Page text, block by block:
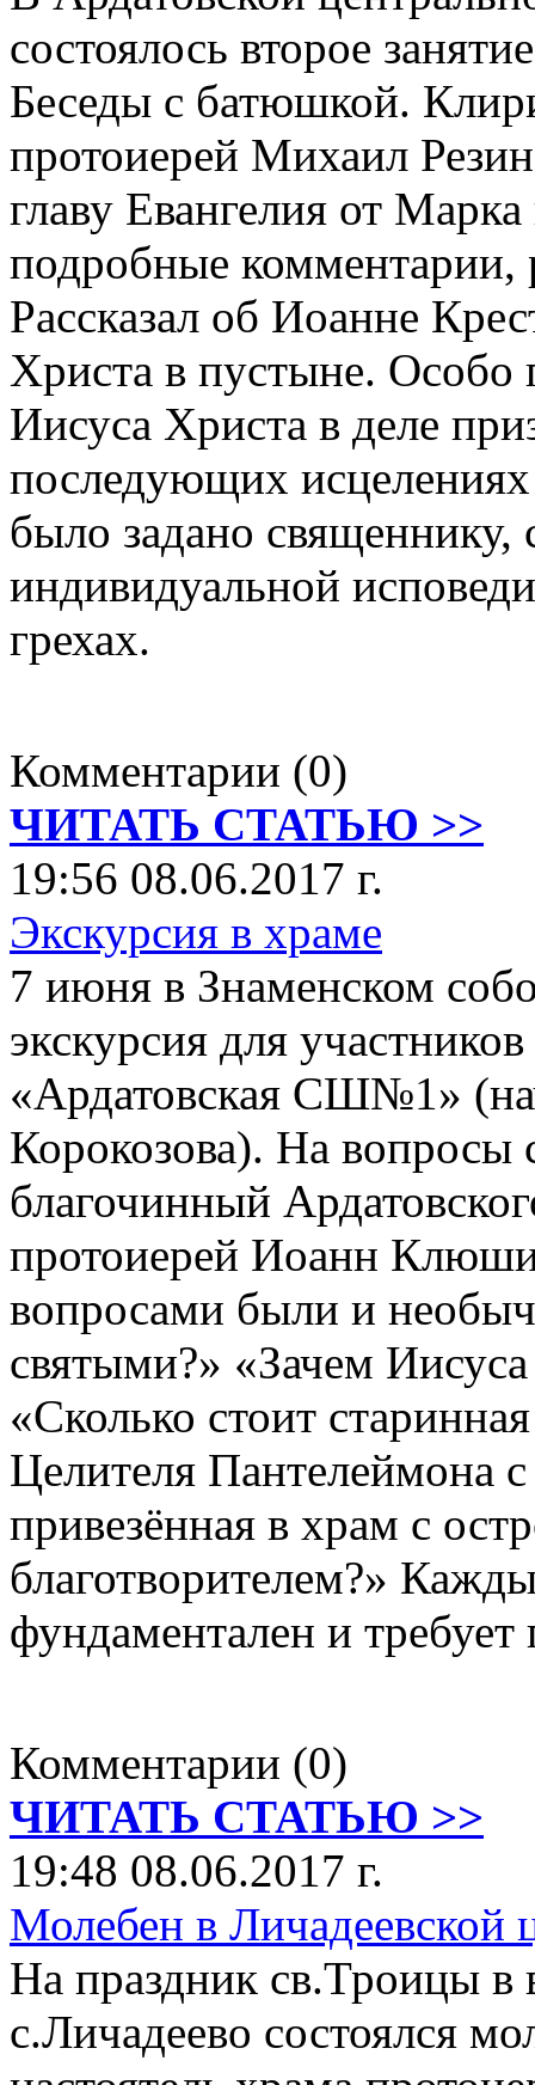
состоялось второе
Беседы с батюшкой.
протоиерей Михаил
главу Евангелия от
подробные комментарии,
Рассказал об Иоанне
Христа в пустыне. Особо
Иисуса Христа в деле
последующих
было задано
индивидуальной
грехах.
Комментарии (0)
ЧИТАТЬ СТАТЬЮ >>
19:56 08.06.2017 г.
Экскурсия в храме
7 июня в Знаменском
экскурсия для
«Ардатовская СШ№1»
Корокозова). На вопросы
благочинный
протоиерей Иоанн
вопросами были и
святыми?» «Зачем
«Сколько стоит
Целителя Пантелеймона
привезённая в храм с
благотворителем?»
фундаментален и требует
Комментарии (0)
ЧИТАТЬ СТАТЬЮ >>
19:48 08.06.2017 г.
Молебен в Личадеевской
На праздник св.Троицы
с.Личадеево состоялся